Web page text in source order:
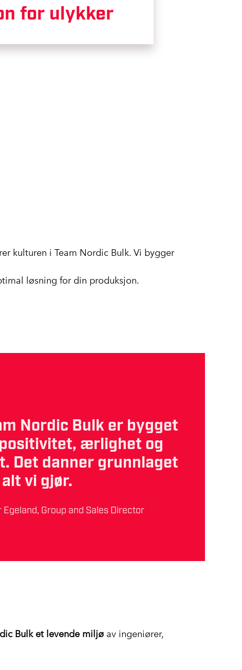
for ulykker
kulturen i Team Nordic Bulk. Vi bygger
løsning for din produksjon.
Nordic Bulk er bygget
ærlighet og
Det danner grunnlaget
vi gjør.
Egeland, Group and Sales Director
Bulk et levende miljø av ingeniører,